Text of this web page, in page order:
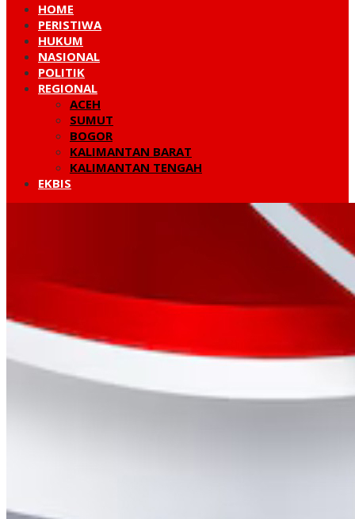
HOME
PERISTIWA
HUKUM
NASIONAL
POLITIK
REGIONAL
ACEH
SUMUT
BOGOR
KALIMANTAN BARAT
KALIMANTAN TENGAH
EKBIS